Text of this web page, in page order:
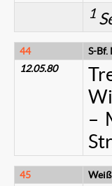
1
44
S-
12.05.80
–
45